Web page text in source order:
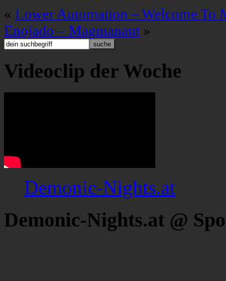
« Lower Automation – Welcome To
Enojado – Magmanaut »
Videoclip der Woche
Demonic-Nights.at
Demonic-Nights.at @